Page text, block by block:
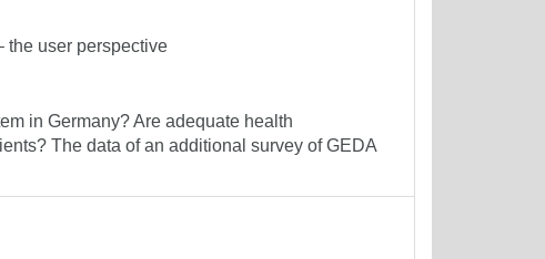
the user perspective
in Germany? Are adequate health
The data of an additional survey of GEDA